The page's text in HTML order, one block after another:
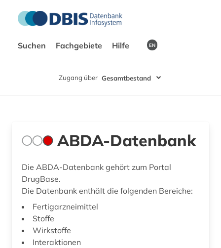
Suchen Fachgebiete Hilfe EN
Zugang über Gesamtbestand
ABDA-Datenbank
Die ABDA-Datenbank gehört zum Portal
DrugBase.
Die Datenbank enthält die folgenden Bereiche:
Fertigarzneimittel
Stoffe
Wirkstoffe
Interaktionen